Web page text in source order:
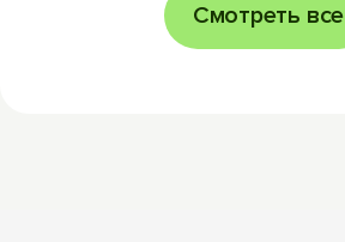
Смотреть все